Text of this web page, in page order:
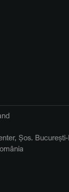
Șos.